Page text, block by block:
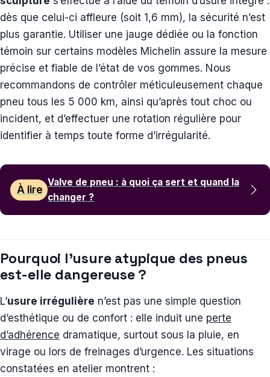
dès que celui-ci affleure (soit 1,6 mm), la sécurité n’est
plus garantie. Utiliser une jauge dédiée ou la fonction
témoin sur certains modèles Michelin assure la mesure
précise et fiable de l’état de vos gommes. Nous
recommandons de contrôler méticuleusement chaque
pneu tous les 5 000 km, ainsi qu’après tout choc ou
incident, et d’effectuer une rotation régulière pour
identifier à temps toute forme d’irrégularité.
À lire
Valve de pneu : à quoi ça sert et quand la
changer ?
Pourquoi l’usure atypique des pneus
est-elle dangereuse ?
L’usure irrégulière n’est pas une simple question
d’esthétique ou de confort : elle induit une perte
d’adhérence dramatique, surtout sous la pluie, en
virage ou lors de freinages d’urgence. Les situations
constatées en atelier montrent :